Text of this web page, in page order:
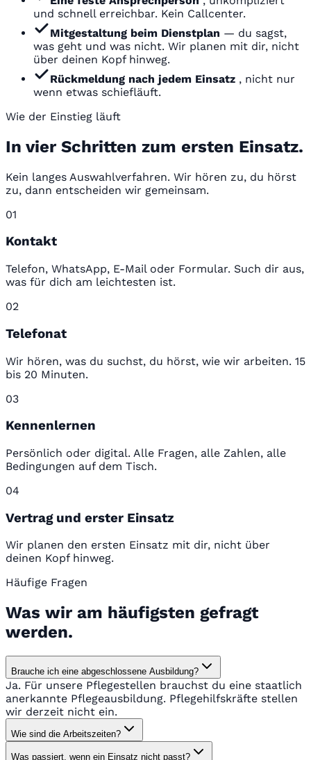
und schnell erreichbar. Kein Callcenter.
Mitgestaltung beim Dienstplan — du sagst,
was geht und was nicht. Wir planen mit dir, nicht
über deinen Kopf hinweg.
Rückmeldung nach jedem Einsatz , nicht nur
wenn etwas schiefläuft.
Wie der Einstieg läuft
In vier Schritten zum ersten Einsatz.
Kein langes Auswahlverfahren. Wir hören zu, du hörst
zu, dann entscheiden wir gemeinsam.
01
Kontakt
Telefon, WhatsApp, E-Mail oder Formular. Such dir aus,
was für dich am leichtesten ist.
02
Telefonat
Wir hören, was du suchst, du hörst, wie wir arbeiten. 15
bis 20 Minuten.
03
Kennenlernen
Persönlich oder digital. Alle Fragen, alle Zahlen, alle
Bedingungen auf dem Tisch.
04
Vertrag und erster Einsatz
Wir planen den ersten Einsatz mit dir, nicht über
deinen Kopf hinweg.
Häufige Fragen
Was wir am häufigsten gefragt
werden.
Brauche ich eine abgeschlossene Ausbildung?
Ja. Für unsere Pflegestellen brauchst du eine staatlich
anerkannte Pflegeausbildung. Pflegehilfskräfte stellen
wir derzeit nicht ein.
Wie sind die Arbeitszeiten?
Was passiert, wenn ein Einsatz nicht passt?